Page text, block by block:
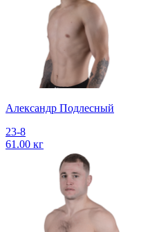
Александр Подлесный
23-8
61.00 кг